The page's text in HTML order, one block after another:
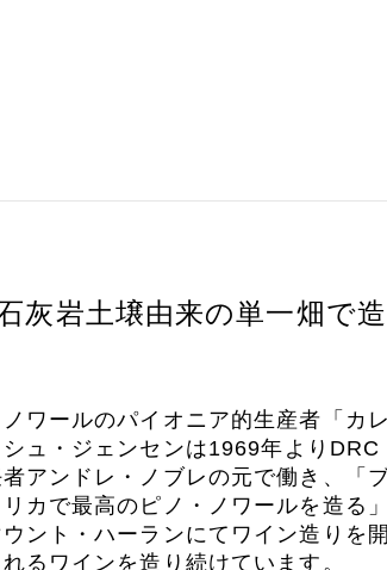
灰岩土壌由来の単一畑で
ワールのパイオニア的生産者「カ
ュ・ジェンセンは1969年より
アンドレ・ノブレの元で働き、「
カで最高のピノ・ノワールを造る
ント・ハーランにてワイン造りを
るワインを造り続けています。